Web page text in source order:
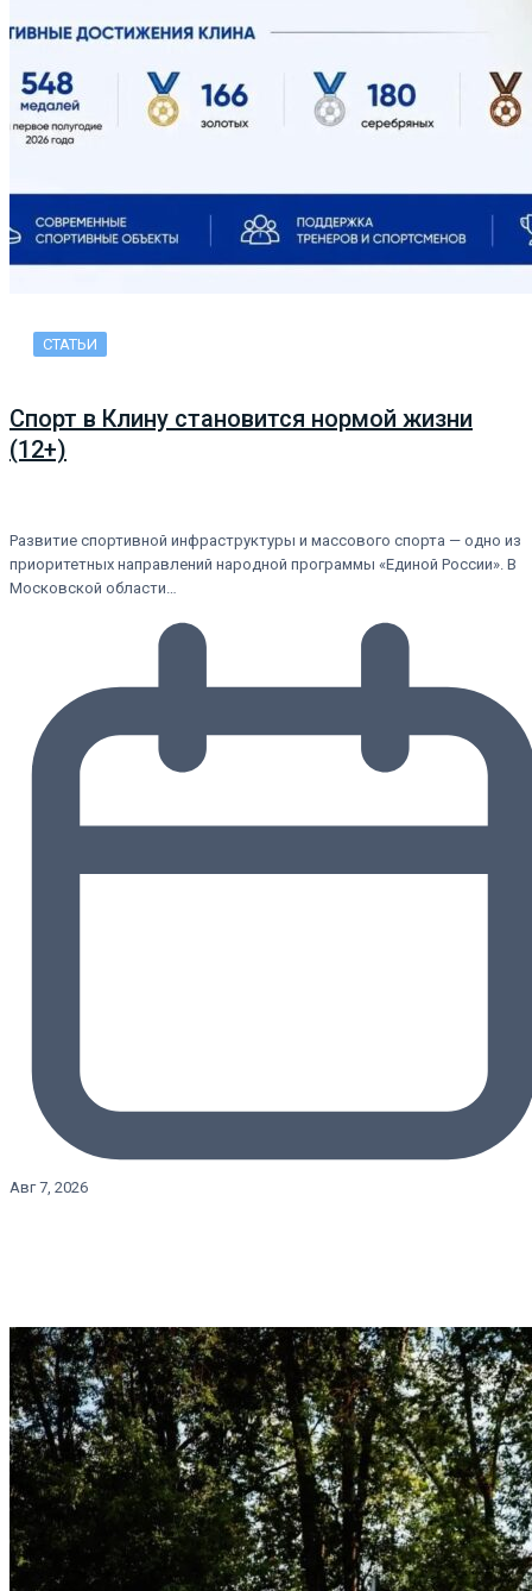
СТАТЬИ
Спорт в Клину становится нормой жизни
(12+)
Развитие спортивной инфраструктуры и массового спорта — одно из
приоритетных направлений народной программы «Единой России». В
Московской области…
Авг 7, 2026